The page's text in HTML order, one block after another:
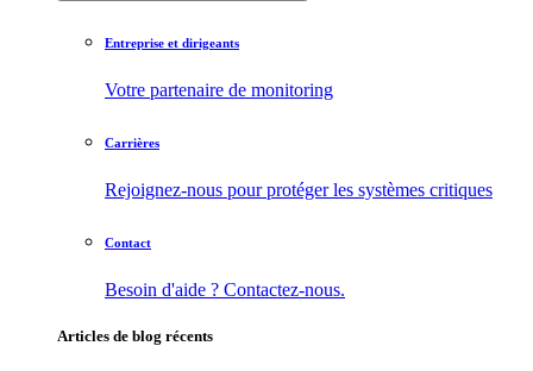
Entreprise et dirigeants
Votre partenaire de monitoring
Carrières
Rejoignez-nous pour protéger les systèmes critiques
Contact
Besoin d'aide ? Contactez-nous.
Articles de blog récents